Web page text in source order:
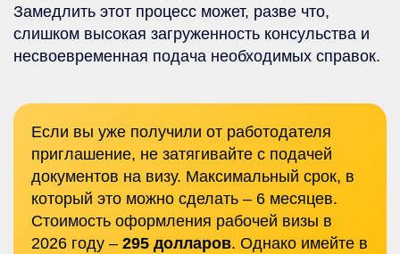
Замедлить этот процесс может, разве что,
слишком высокая загруженность консульства и
несвоевременная подача необходимых справок.
Если вы уже получили от работодателя
приглашение, не затягивайте с подачей
документов на визу. Максимальный срок, в
который это можно сделать – 6 месяцев.
Стоимость оформления рабочей визы в
2026 году – 295 долларов. Однако имейте в